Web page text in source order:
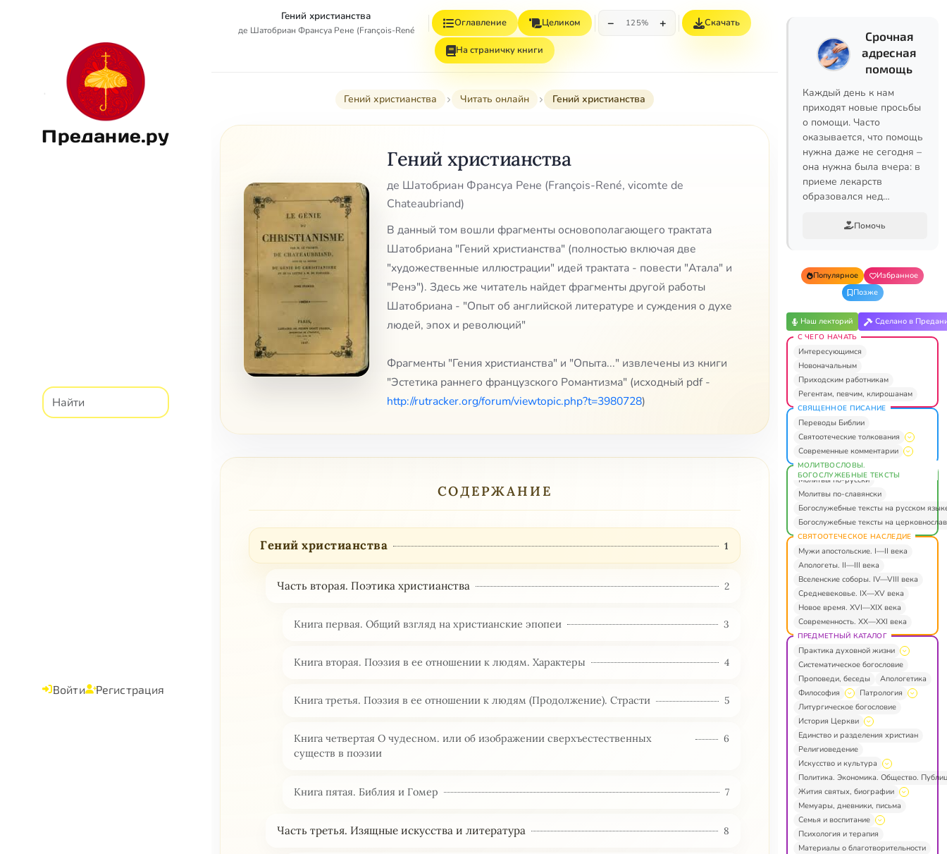
Предание.ру
Войти Регистрация
Гений христианства
де Шатобриан Франсуа Рене (François-René, vicomte de Chateaubriand)
Оглавление Целиком − 125% + Скачать
На страничку книги
Гений христианства Читать онлайн Гений христианства
Гений христианства
де Шатобриан Франсуа Рене (François-René, vicomte de
Chateaubriand)
В данный том вошли фрагменты основополагающего трактата
Шатобриана "Гений христианства" (полностью включая две
"художественные иллюстрации" идей трактата - повести "Атала" и
"Ренэ"). Здесь же читатель найдет фрагменты другой работы
Шатобриана - "Опыт об английской литературе и суждения о духе
людей, эпох и революций"
Фрагменты "Гения христианства" и "Опыта..." извлечены из книги
"Эстетика раннего французского Романтизма" (исходный pdf -
http://rutracker.org/forum/viewtopic.php?t=3980728)
СОДЕРЖАНИЕ
Гений христианства 1
Часть вторая. Поэтика христианства 2
Книга первая. Общий взгляд на христианские эпопеи 3
Книга вторая. Поэзия в ее отношении к людям. Характеры 4
Книга третья. Поэзия в ее отношении к людям (Продолжение). Страсти 5
Книга четвертая О чудесном. или об изображении сверхъестественных
существ в поэзии
6
Книга пятая. Библия и Гомер 7
Часть третья. Изящные искусства и литература 8
Срочная
адресная
помощь
Каждый день к нам
приходят новые просьбы
о помощи. Часто
оказывается, что помощь
нужна даже не сегодня –
она нужна была вчера: в
приеме лекарств
образовался нед…
Помочь
Популярное
Избранное
Позже
Наш лекторий Сделано в
С ЧЕГО НАЧАТЬ
Интересующимся
Новоначальным
Приходским работникам
Регентам, певчим, клирошанам
СВЯЩЕННОЕ ПИСАНИЕ
Переводы Библии
Святоотеческие толкования
Современные комментарии
МОЛИТВОСЛОВЫ.
БОГОСЛУЖЕБНЫЕ ТЕКСТЫ
Молитвы по-русски
Молитвы по-славянски
Богослужебные тексты на русском
Богослужебные тексты на
СВЯТООТЕЧЕСКОЕ НАСЛЕДИЕ
Мужи апостольские. I—II века
Апологеты. II—III века
Вселенские соборы. IV—VIII века
Средневековье. IX—XV века
Новое время. XVI—XIX века
Современность. XX—XXI века
ПРЕДМЕТНЫЙ КАТАЛОГ
Практика духовной жизни
Систематическое богословие
Проповеди, беседы
Апологетика
Философия
Патрология
Литургическое богословие
История Церкви
Единство и разделения христиан
Религиоведение
Искусство и культура
Политика. Экономика. Общество.
Жития святых, биографии
Мемуары, дневники, письма
Семья и воспитание
Психология и терапия
Материалы о благотворительности